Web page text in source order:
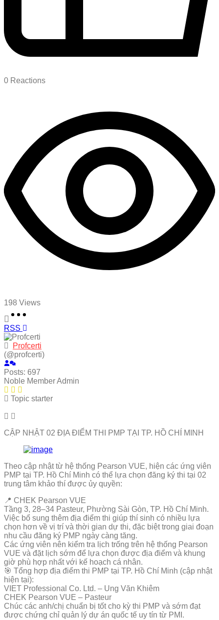
0 Reactions
198 Views
RSS
Profcerti
(@profcerti)
Posts: 697
Noble MemberAdmin
Topic starter
CẬP NHẬT 02 ĐỊA ĐIỂM THI PMP TẠI TP. HỒ CHÍ MINH
Theo cập nhật từ hệ thống Pearson VUE, hiện các ứng viên
PMP tại TP. Hồ Chí Minh có thể lựa chọn đăng ký thi tại 02
trung tâm khảo thí được ủy quyền:
📍 CHEK Pearson VUE
Tầng 3, 28–34 Pasteur, Phường Sài Gòn, TP. Hồ Chí Minh.
Việc bổ sung thêm địa điểm thi giúp thí sinh có nhiều lựa
chọn hơn về vị trí và thời gian dự thi, đặc biệt trong giai đoạn
nhu cầu đăng ký PMP ngày càng tăng.
Các ứng viên nên kiểm tra lịch trống trên hệ thống Pearson
VUE và đặt lịch sớm để lựa chọn được địa điểm và khung
giờ phù hợp nhất với kế hoạch cá nhân.
🎯 Tổng hợp địa điểm thi PMP tại TP. Hồ Chí Minh (cập nhật
hiện tại):
VIET Professional Co. Ltd. – Ung Văn Khiêm
CHEK Pearson VUE – Pasteur
Chúc các anh/chị chuẩn bị tốt cho kỳ thi PMP và sớm đạt
được chứng chỉ quản lý dự án quốc tế uy tín từ PMI.